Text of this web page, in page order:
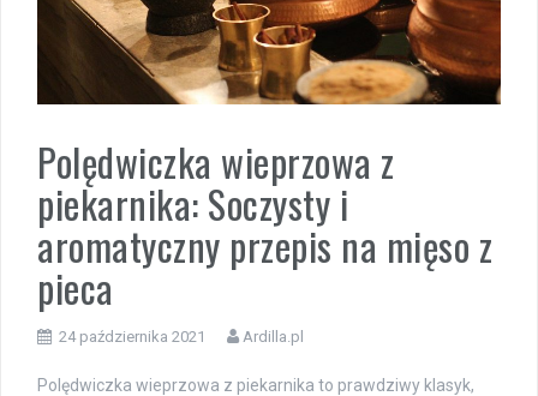
Polędwiczka wieprzowa z
piekarnika: Soczysty i
aromatyczny przepis na mięso z
pieca
24 października 2021 Ardilla.pl
Polędwiczka wieprzowa z piekarnika to prawdziwy klasyk,